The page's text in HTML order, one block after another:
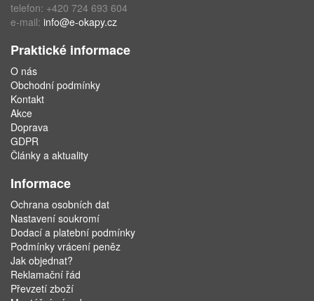
telefon: +420 724 693 604
e-mail: info@e-okapy.cz
Praktické informace
O nás
Obchodní podmínky
Kontakt
Akce
Doprava
GDPR
Články a aktuality
Informace
Ochrana osobních dat
Nastavení soukromí
Dodací a platební podmínky
Podmínky vrácení peněz
Jak objednat?
Reklamační řád
Převzetí zboží